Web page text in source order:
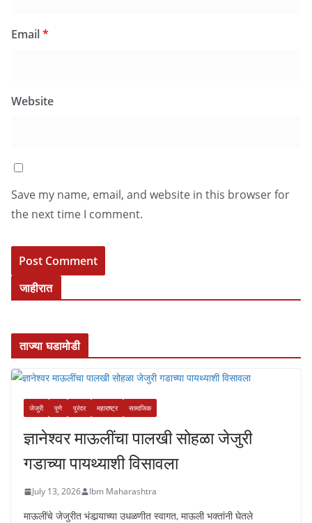
Email*
Website
Save my name, email, and website in this browser for
the next time I comment.
जाहीरात
ताज्या घडामोडी
जेजुरी पुणे पुरंदर महाराष्ट्र सामाजिक
ज्ञानेश्वर माऊलींचा पालखी सोहळा जेजुरी
गडाच्या पायथ्याशी विसावला
July 13, 2026 Ibm Maharashtra
माऊलींचे जेजुरीत भंडार्‍याच्या उधळणीत स्वागत, माऊली भक्तांनी घेतले